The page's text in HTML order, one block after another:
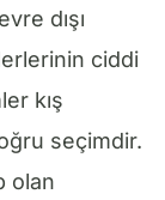
dışı
ciddi
kış
seçimdir.
olan